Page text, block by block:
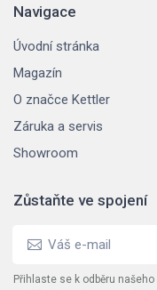
Navigace
Úvodní stránka
Magazín
O značce Kettler
Záruka a servis
Showroom
Zůstaňte ve spojení
Přihlaste se k odběru